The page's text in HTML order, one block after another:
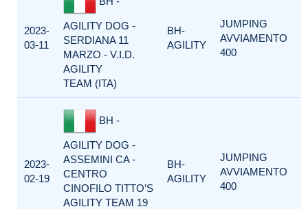
2023-
03-11
AGILITY DOG -
SERDIANA 11
MARZO - V.I.D.
AGILITY
TEAM (ITA)
BH-
AGILITY
JUMPING
AVVIAMENTO
400
2023-
02-19
BH -
AGILITY DOG -
ASSEMINI CA -
CENTRO
CINOFILO TITTO’S
AGILITY TEAM 19
BH-
AGILITY
JUMPING
AVVIAMENTO
400